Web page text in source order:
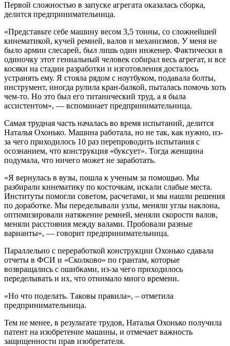
Первой сложностью в запуске агрегата оказалась сборка,
делится предпринимательница.
«Представьте себе машину весом 3,5 тонны, со сложнейшей
кинематикой, кучей ремней, валов и механизмов. У меня не
было армии слесарей, был лишь один инженер. Фактически в
одиночку этот гениальный человек собирал весь агрегат, и все
косяки на стадии разработки и изготовления досталось
устранять ему. Я стояла рядом с ноутбуком, подавала болты,
инструмент, иногда рулила кран-балкой, пыталась помочь хоть
чем-то. Но это был его титанический труд, а я была
ассистентом», — вспоминает предпринимательница.
Самая трудная часть началась во время испытаний, делится
Наталья Охонько. Машина работала, но не так, как нужно, из-
за чего приходилось 10 раз перепроводить испытания с
осознанием, что конструкция «буксует». Тогда женщина
подумала, что ничего может не заработать.
«Я вернулась в вузы, пошла к ученым за помощью. Мы
разбирали кинематику по косточкам, искали слабые места.
Институты помогли советом, расчетами, и мы нашли решения
по доработке. Мы переделывали узлы, меняли углы наклона,
оптимизировали натяжение ремней, меняли скорости валов,
меняли расстояния между валами. Пробовали разные
варианты», — говорит предпринимательница.
Параллельно с переработкой конструкции Охонько сдавала
отчеты в ФСИ и «Сколково» по грантам, которые
возвращались с ошибками, из-за чего приходилось
переделывать и их, что отнимало много времени.
«Но что поделать. Таковы правила», – отметила
предпринимательница.
Тем не менее, в результате трудов, Наталья Охонько получила
патент на изобретение машины, и отмечает важность
защищенности прав изобретателя.